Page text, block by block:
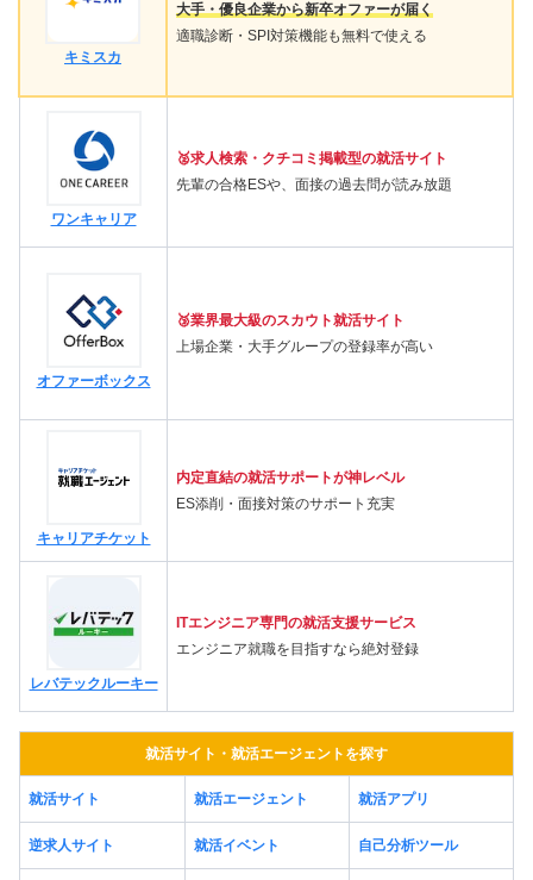
キミスカ
大手・優良企業から新卒オファーが届く
適職診断・SPI対策機能も無料で使える
ワンキャリア
🥈求人検索・クチコミ掲載型の就活サイト
先輩の合格ESや、面接の過去問が読み放題
オファーボックス
🥉業界最大級のスカウト就活サイト
上場企業・大手グループの登録率が高い
キャリアチケット
内定直結の就活サポートが神レベル
ES添削・面接対策のサポート充実
レバテックルーキー
ITエンジニア専門の就活支援サービス
エンジニア就職を目指すなら絶対登録
就活サイト・就活エージェントを探す
就活サイト 就活エージェント 就活アプリ
逆求人サイト 就活イベント 自己分析ツール